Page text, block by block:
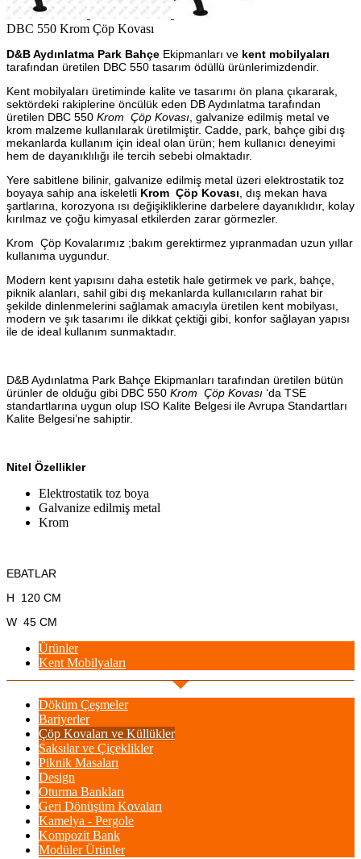
DBC 550 Krom Çöp Kovası
D&B Aydınlatma Park Bahçe Ekipmanları ve kent mobilyaları
tarafından üretilen DBC 550 tasarım ödüllü ürünlerimizdendir.
Kent mobilyaları üretiminde kalite ve tasarımı ön plana çıkararak,
sektördeki rakiplerine öncülük eden DB Aydınlatma tarafından
üretilen DBC 550 Krom Çöp Kovası, galvanize edilmiş metal ve
krom malzeme kullanılarak üretilmiştir. Cadde, park, bahçe gibi dış
mekanlarda kullanım için ideal olan ürün; hem kullanıcı deneyimi
hem de dayanıklılığı ile tercih sebebi olmaktadır.
Yere sabitlene bilinir, galvanize edilmiş metal üzeri elektrostatik toz
boyaya sahip ana iskeletli Krom Çöp Kovası, dış mekan hava
şartlarına, korozyona ısı değişikliklerine darbelere dayanıklıdır, kolay
kırılmaz ve çoğu kimyasal etkilerden zarar görmezler.
Krom Çöp Kovalarımız ;bakım gerektirmez yıpranmadan uzun yıllar
kullanıma uygundur.
Modern kent yapısını daha estetik hale getirmek ve park, bahçe,
piknik alanları, sahil gibi dış mekanlarda kullanıcıların rahat bir
şekilde dinlenmelerini sağlamak amacıyla üretilen kent mobilyası,
modern ve şık tasarımı ile dikkat çektiği gibi, konfor sağlayan yapısı
ile de ideal kullanım sunmaktadır.
D&B Aydınlatma Park Bahçe Ekipmanları tarafından üretilen bütün
ürünler de olduğu gibi DBC 550 Krom Çöp Kovası ‘da TSE
standartlarına uygun olup ISO Kalite Belgesi ile Avrupa Standartları
Kalite Belgesi’ne sahiptir.
Nitel Özellikler
Elektrostatik toz boya
Galvanize edilmiş metal
Krom
EBATLAR
H 120 CM
W 45 CM
Ürünler
Kent Mobilyaları
Döküm Çeşmeler
Bariyerler
Çöp Kovaları ve Küllükler
Saksılar ve Çiçeklikler
Piknik Masaları
Design
Oturma Bankları
Geri Dönüşüm Kovaları
Kamelya - Pergole
Kompozit Bank
Modüler Ürünler